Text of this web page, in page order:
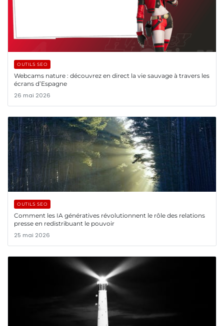
OUTILS SEO
Webcams nature : découvrez en direct la vie sauvage à travers les
écrans d’Espagne
26 mai 2026
OUTILS SEO
Comment les IA génératives révolutionnent le rôle des relations
presse en redistribuant le pouvoir
25 mai 2026